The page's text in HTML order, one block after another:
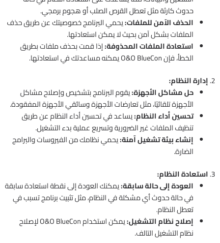
حدوث كارثة مثل تعطل القرص الصلب أو هجوم برمجي.
الحذف الآمن للملفات:يحمي البرنامج خصوصيتك عن طريق حذف
الملفات بشكل آمن بحيث لا يمكن استعادتها.
استعادة الملفات المحذوفة:إذا قمت بحذف ملفات بطريق
الخطأ، فإن O&O BlueCon يمكنه مساعدتك في استعادتها.
2. إدارة النظام:
حل مشاكل الأجهزة:يقوم البرنامج بتشخيص وإصلاح مشاكل
الأجهزة تلقائيًا، مثل تعارضات الأجهزة وسائقي الأجهزة المفقودة.
تحسين أداء النظام:يساعد في تحسين أداء النظام عن طريق
تنظيف الملفات غير الضرورية وتسريع عملية بدء التشغيل.
إنشاء بيئة تشغيل آمنة:يحمي نظامك من الفيروسات والبرامج
الضارة.
3. استعادة النظام:
العودة إلى حالة سابقة:يمكنك العودة إلى نقطة استعادة سابقة
في حالة حدوث أي مشكلة في النظام، مثل تثبيت برنامج تسبب في
تعطل النظام.
إصلاح نظام التشغيل:
يمكن استخدام O&O BlueCon لإصلاح
نظام التشغيل التالف.